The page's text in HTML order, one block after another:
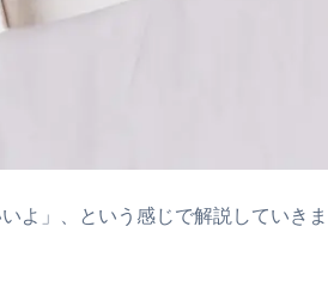
よ」、という感じで解説していきま